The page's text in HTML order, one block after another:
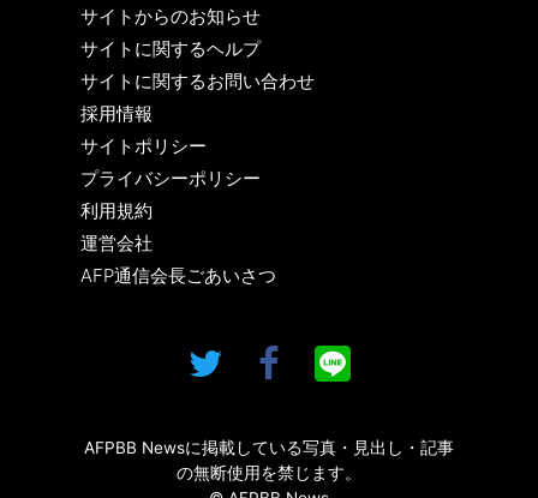
サイトからのお知らせ
サイトに関するヘルプ
サイトに関するお問い合わせ
採用情報
サイトポリシー
プライバシーポリシー
利用規約
運営会社
AFP通信会長ごあいさつ
AFPBB Newsに掲載している写真・見出し・記事
の無断使用を禁じます。